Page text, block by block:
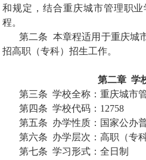
和规定，结合重庆城市管理职
程。
第二条 本章程适用于重庆城
招高职（专科）招生工作。
第二章 学
第三条 学校全称：重庆城市
第四条 学校代码： 12758
第五条 办学性质：国家公办
第六条 办学层次：高职（专科
第七条 学习形式：全日制